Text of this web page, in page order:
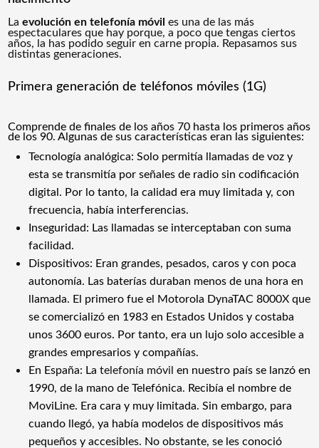
Laevoluciónen telefonía móvil es una de las más
espectaculares que hay porque, a poco que tengas ciertos
años, la has podido seguir en carne propia. Repasamos sus
distintas generaciones.
Primera generación de teléfonos móviles (1G)
Comprende de finales de los años 70 hasta los primeros años
de los 90. Algunas de sus características eran las siguientes:
Tecnología analógica: Solo permitía llamadas de voz y
esta se transmitía por señales de radio sin codificación
digital. Por lo tanto, la calidad era muy limitada y, con
frecuencia, había interferencias.
Inseguridad: Las llamadas se interceptaban con suma
facilidad.
Dispositivos: Eran grandes, pesados, caros y con poca
autonomía. Las baterías duraban menos de una hora en
llamada. El primero fue el Motorola DynaTAC 8000X que
se comercializó en 1983 en Estados Unidos y costaba
unos 3600 euros. Por tanto, era un lujo solo accesible a
grandes empresarios y compañías.
En España: Latelefonía móvil en nuestro país se lanzó en
1990, de la mano de Telefónica. Recibía el nombre de
MoviLine. Era cara y muy limitada. Sin embargo, para
cuando llegó, ya había modelos de dispositivos más
pequeños y accesibles. No obstante, se les conoció